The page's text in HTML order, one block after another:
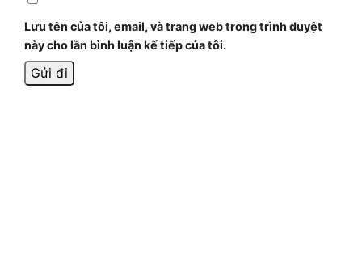
Lưu tên của tôi, email, và trang web trong trình duyệt
này cho lần bình luận kế tiếp của tôi.